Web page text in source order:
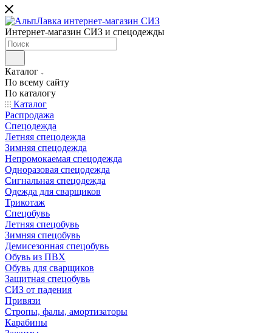
Интернет-магазин СИЗ и спецодежды
Каталог
По всему сайту
По каталогу
Каталог
Распродажа
Спецодежда
Летняя спецодежда
Зимняя спецодежда
Непромокаемая спецодежда
Одноразовая спецодежда
Сигнальная спецодежда
Одежда для сварщиков
Трикотаж
Спецобувь
Летняя спецобувь
Зимняя спецобувь
Демисезонная спецобувь
Обувь из ПВХ
Обувь для сварщиков
Защитная спецобувь
СИЗ от падения
Привязи
Стропы, фалы, амортизаторы
Карабины